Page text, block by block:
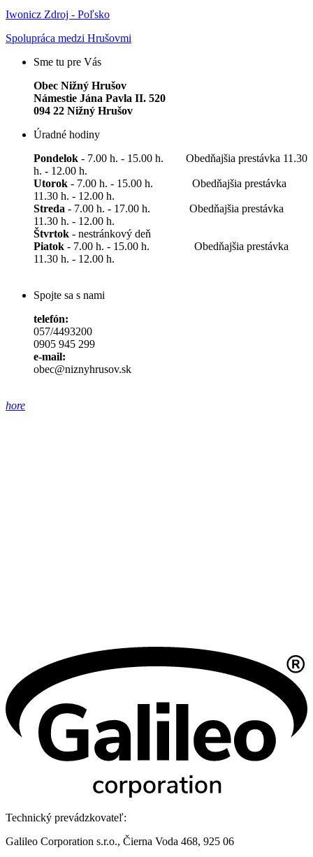
Iwonicz Zdroj - Poľsko
Spolupráca medzi Hrušovmi
Sme tu pre Vás
Obec Nižný Hrušov
Námestie Jána Pavla II. 520
094 22 Nižný Hrušov
Úradné hodiny
Pondelok - 7.00 h. - 15.00 h. Obedňajšia prestávka 11.30
h. - 12.00 h.
Utorok - 7.00 h. - 15.00 h. Obedňajšia prestávka
11.30 h. - 12.00 h.
Streda - 7.00 h. - 17.00 h. Obedňajšia prestávka
11.30 h. - 12.00 h.
Štvrtok - nestránkový deň
Piatok - 7.00 h. - 15.00 h. Obedňajšia prestávka
11.30 h. - 12.00 h.
Spojte sa s nami
telefón:
057/4493200
0905 945 299
e-mail:
obec@niznyhrusov.sk
hore
Technický prevádzkovateľ:
Galileo Corporation s.r.o., Čierna Voda 468, 925 06